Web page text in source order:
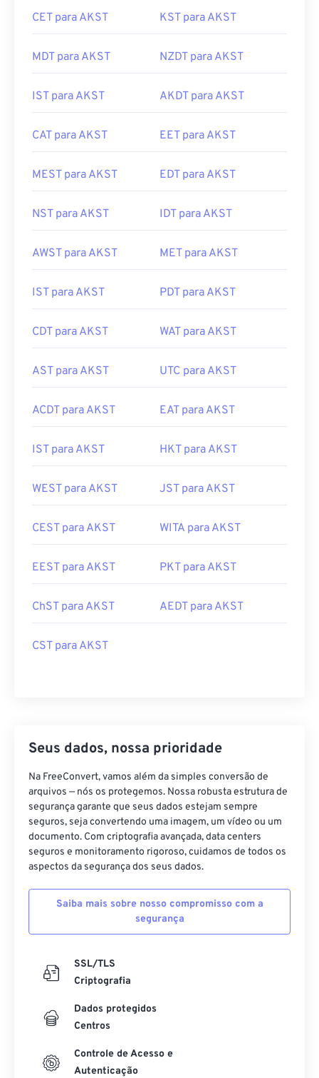
CET para AKST KST para AKST
MDT para AKST NZDT para AKST
IST para AKST AKDT para AKST
CAT para AKST EET para AKST
MEST para AKST EDT para AKST
NST para AKST IDT para AKST
AWST para AKST MET para AKST
IST para AKST PDT para AKST
CDT para AKST WAT para AKST
AST para AKST UTC para AKST
ACDT para AKST EAT para AKST
IST para AKST HKT para AKST
WEST para AKST JST para AKST
CEST para AKST WITA para AKST
EEST para AKST PKT para AKST
ChST para AKST AEDT para AKST
CST para AKST
Seus dados, nossa prioridade
Na FreeConvert, vamos além da simples conversão de
arquivos — nós os protegemos. Nossa robusta estrutura de
segurança garante que seus dados estejam sempre
seguros, seja convertendo uma imagem, um vídeo ou um
documento. Com criptografia avançada, data centers
seguros e monitoramento rigoroso, cuidamos de todos os
aspectos da segurança dos seus dados.
Saiba mais sobre nosso compromisso com a
segurança
SSL/TLS
Criptografia
Dados protegidos
Centros
Controle de Acesso e
Autenticação